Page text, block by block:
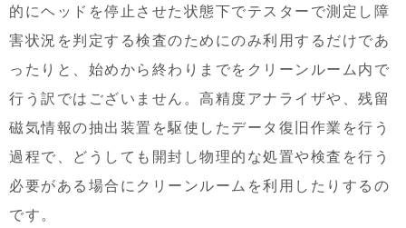
的にヘッドを停止させた状態下でテスターで測定し障
害状況を判定する検査のためにのみ利用するだけであ
ったりと、始めから終わりまでをクリーンルーム内で
行う訳ではございません。高精度アナライザや、残留
磁気情報の抽出装置を駆使したデータ復旧作業を行う
過程で、どうしても開封し物理的な処置や検査を行う
必要がある場合にクリーンルームを利用したりするの
です。